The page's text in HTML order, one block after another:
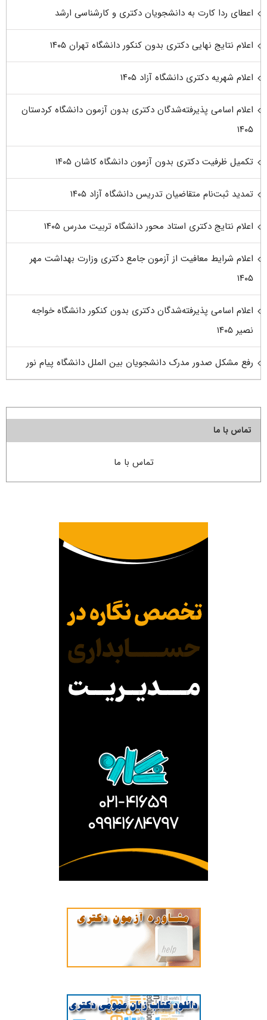
اعطای ردا کارت به دانشجویان دکتری و کارشناسی ارشد
اعلام نتایج نهایی دکتری بدون کنکور دانشگاه تهران ۱۴۰۵
اعلام شهریه دکتری دانشگاه آزاد ۱۴۰۵
اعلام اسامی پذیرفته‌شدگان دکتری بدون آزمون دانشگاه کردستان
۱۴۰۵
تکمیل ظرفیت دکتری بدون آزمون دانشگاه کاشان ۱۴۰۵
تمدید ثبت‌نام متقاضیان تدریس دانشگاه آزاد ۱۴۰۵
اعلام نتایج دکتری استاد محور دانشگاه تربیت مدرس ۱۴۰۵
اعلام شرایط معافیت از آزمون جامع دکتری وزارت بهداشت مهر
۱۴۰۵
اعلام اسامی پذیرفته‌شدگان دکتری بدون کنکور دانشگاه خواجه
نصیر ۱۴۰۵
رفع مشکل صدور مدرک دانشجویان بین الملل دانشگاه پیام نور
تماس با ما
تماس با ما